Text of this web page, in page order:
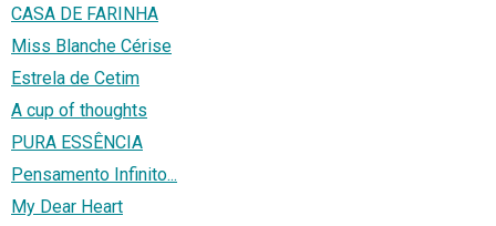
CASA DE FARINHA
Miss Blanche Cérise
Estrela de Cetim
A cup of thoughts
PURA ESSÊNCIA
Pensamento Infinito...
My Dear Heart